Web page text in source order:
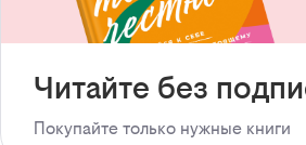
Читайте без
Покупайте только нужные книги